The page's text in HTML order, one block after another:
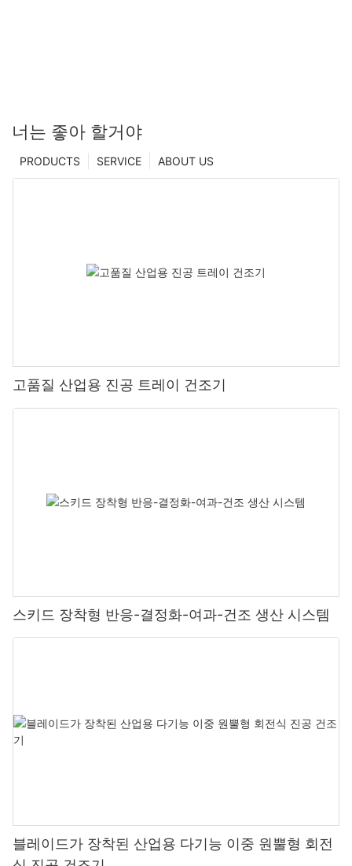
너는 좋아 할거야
ABOUT US
SERVICE
PRODUCTS
고품질 산업용 진공 트레이 건조기
스키드 장착형 반응-결정화-여과-건조 생산 시스템
블레이드가 장착된 산업용 다기능 이중 원뿔형 회전